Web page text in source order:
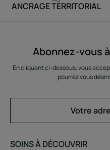
ANCRAGE TERRITORIAL
Abonnez-vous
En cliquant ci-dessous, vous
pourrez vous
Votre
SOINS À DÉCOUVRIR